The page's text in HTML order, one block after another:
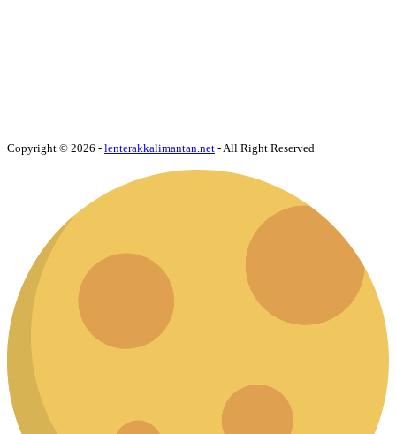
Copyright © 2026 - lenterakkalimantan.net - All Right Reserved